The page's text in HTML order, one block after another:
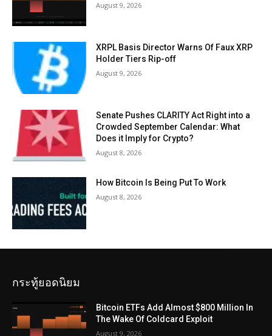
August 9, 2026
XRPL Basis Director Warns Of Faux XRP
Holder Tiers Rip-off
August 9, 2026
Senate Pushes CLARITY Act Right into a
Crowded September Calendar: What
Does it Imply for Crypto?
August 8, 2026
How Bitcoin Is Being Put To Work
August 8, 2026
กระทู้ยอดนิยม
Bitcoin ETFs Add Almost $800 Million In
The Wake Of Coldcard Exploit
August 9, 2026